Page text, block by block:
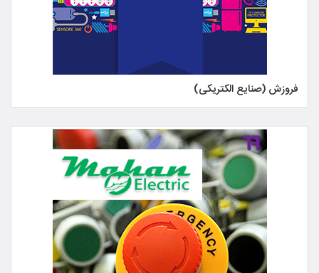
فروزش (صنایع الکتریکی)